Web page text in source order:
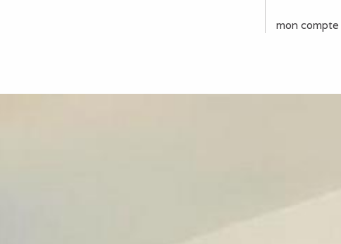
mon compte